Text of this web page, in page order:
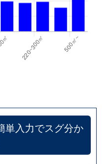
単入力でスグ分か